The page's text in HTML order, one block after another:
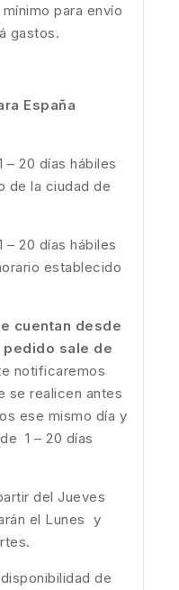
para envío
gastos.
España
– 20 días hábiles
de la ciudad de
– 20 días hábiles
establecido
cuentan desde
pedido sale de
notificaremos
se realicen antes
ese mismo día y
1 – 20 días
del Jueves
el Lunes y
de